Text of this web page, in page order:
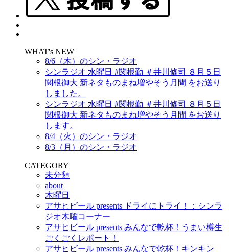
WHAT's NEW
8/6（木）のシン・ラジオ
シンラジオ 水曜日 #関根勤 ＃井川修司 ８月５日
関根御大 新ネタものまね増やそう月間 をお送り
しました。
シンラジオ 水曜日 #関根勤 ＃井川修司 ８月５日
関根御大 新ネタものまね増やそう月間 をお送り
します。
8/4（火）のシン・ラジオ
8/3（月）のシン・ラジオ
CATEGORY
未分類
about
木曜日
アサヒビール presents ドライにトライ！：シンラ
ジオ木曜コーナー
アサヒビール presents みんなで乾杯！うまい樽生
ごくごくレポート！
アサヒビール presents みんなで乾杯！キンキン